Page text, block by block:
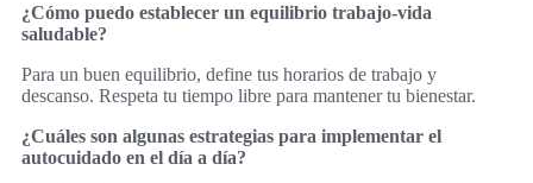
¿Cómo puedo establecer un equilibrio trabajo-vida
saludable?
Para un buen equilibrio, define tus horarios de trabajo y
descanso. Respeta tu tiempo libre para mantener tu bienestar.
¿Cuáles son algunas estrategias para implementar el
autocuidado en el día a día?